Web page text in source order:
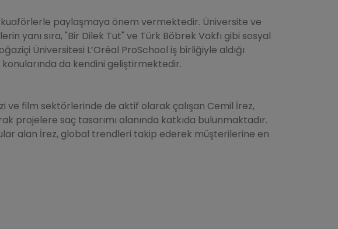
paylaşmaya önem vermektedir. Üniversite ve
yanı sıra, "Bir Dilek Tut" ve Türk Böbrek Vakfı gibi sosyal
Üniversitesi L’Oréal ProSchool iş birliğiyle aldığı
da kendini geliştirmektedir.
ve film sektörlerinde de aktif olarak çalışan Cemil İrez,
projelere saç tasarımı alanında katkıda bulunmaktadır.
alan İrez, global trendleri takip ederek müşterilerine en